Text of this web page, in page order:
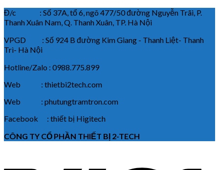
Đ/c : Số 37A, tổ 6, ngõ 477/50 đường Nguyễn Trãi, P.
Thanh Xuân Nam, Q. Thanh Xuân, TP. Hà Nội
VPGD : Số 924 B đường Kim Giang - Thanh Liệt- Thanh
Trì- Hà Nội
Hotline/Zalo : 0988.775.899
Web : thietbi2tech.com
Web : phutungtramtron.com
Facebook : thiết bị Higitech
CÔNG TY CỔ PHẦN THIẾT BỊ 2-TECH